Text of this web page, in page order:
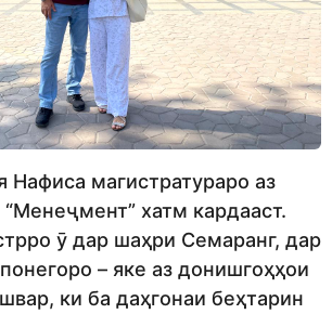
Нафиса магистратураро аз
хатм кардааст.
ӯ дар шаҳри Семаранг, дар
– яке аз донишгоҳҳои
ки ба даҳгонаи беҳтарин